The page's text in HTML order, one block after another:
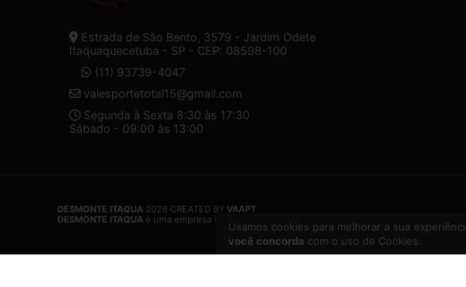
Estrada de São Bento, 3579 - Jardim Odete
Itaquaquecetuba - SP - CEP: 08598-100
(11) 93739-4047
valesportetotal15@gmail.com
Segunda à Sexta 8:30 às 17:30
Sábado - 09:00 às 13:00
DESMONTE ITAQUA 2026 CREATED BY VAAPT
DESMONTE ITAQUA é uma empresa inscrita no CNPJ
Usamos cookies para melhorar a sua
você concorda com o uso de Cookies.